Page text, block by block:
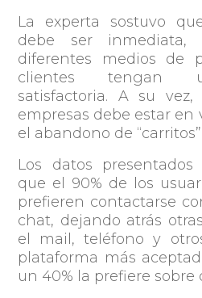
La experta sostuvo
debe ser inmediata,
diferentes medios de
clientes tengan
satisfactoria. A su
empresas debe estar en
el abandono de “carritos”.
Los datos
que el 90% de los
prefieren contactarse
chat, dejando atrás
el mail, teléfono y
plataforma más
un 40% la prefiere sobre